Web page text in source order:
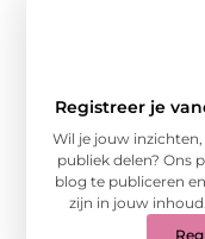
Registreer je
Wil je jouw
publiek delen? Ons
blog te publiceren
zijn in jouw